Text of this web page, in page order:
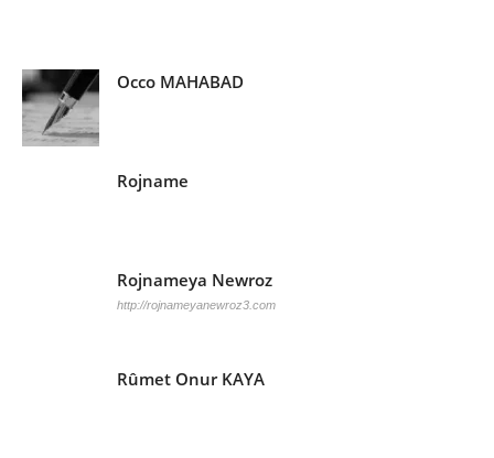
Occo MAHABAD
Rojname
Rojnameya Newroz
http://rojnameyanewroz3.com
Rûmet Onur KAYA